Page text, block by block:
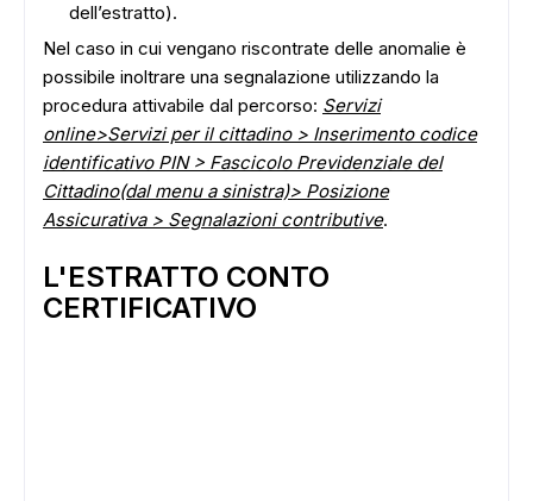
ADS
dell’estratto).
Nel caso in cui vengano riscontrate delle anomalie è
possibile inoltrare una segnalazione utilizzando la
procedura attivabile dal percorso: Servizi
online>Servizi per il cittadino > Inserimento codice
identificativo PIN > Fascicolo Previdenziale del
Cittadino(dal menu a sinistra)> Posizione
Assicurativa > Segnalazioni contributive.
L'ESTRATTO CONTO
CERTIFICATIVO